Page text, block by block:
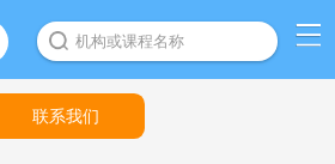
机构或课程名称
联系我们